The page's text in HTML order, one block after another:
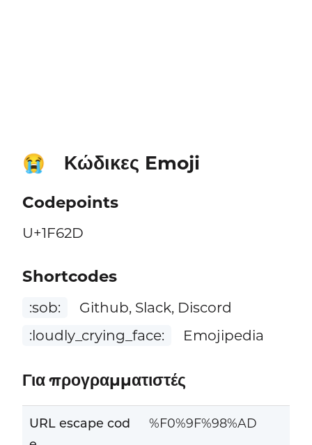
😭 Κώδικες Emoji
Codepoints
U+1F62D
Shortcodes
:sob:
Github, Slack, Discord
:loudly_crying_face:
Emojipedia
Για προγραμματιστές
URL escape cod
%F0%9F%98%AD